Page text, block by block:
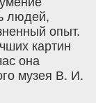
людей,
опыт.
картин
она
музея В. И.